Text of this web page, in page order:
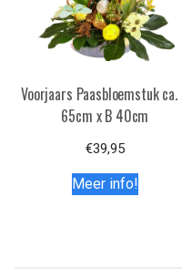
Voorjaars Paasbloemstuk ca.
65cm x B 40cm
€39,95
Meer info!